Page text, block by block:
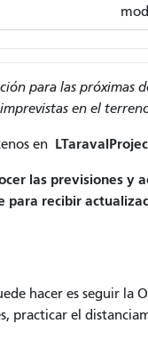
para las próximas
en el
en
las previsiones y
para recibir
hacer es seguir la
practicar el